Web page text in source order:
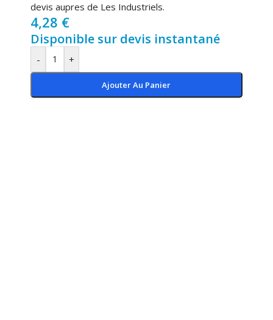
devis aupres de Les Industriels.
4,28 €
Disponible sur devis instantané
- +
Ajouter Au Panier